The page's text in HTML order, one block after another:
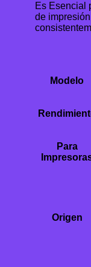
Es Esencial
de
Modelo
Para
Origen